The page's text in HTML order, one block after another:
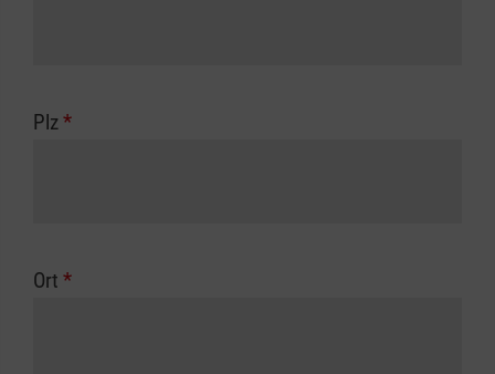
Plz*
Ort *